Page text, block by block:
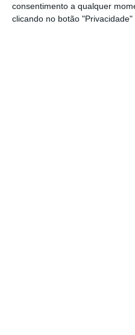
consentimento a qualquer
clicando no botão
90%,há de fato uma
relativamente baixa.